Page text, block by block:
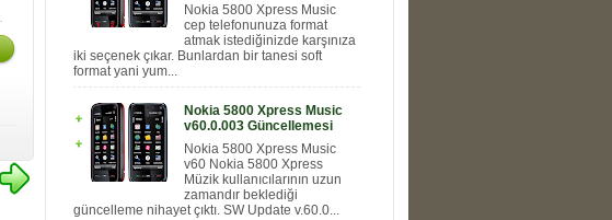
Nokia 5800 Xpress Music
cep telefonunuza format
atmak istediğinizde karşınıza
iki seçenek çıkar. Bunlardan bir tanesi soft
format yani yum...
Nokia 5800 Xpress Music
v60.0.003 Güncellemesi
Nokia 5800 Xpress Music
v60 Nokia 5800 Xpress
Müzik kullanıcılarının uzun
zamandır beklediği
güncelleme nihayet çıktı. SW Update v.60.0...